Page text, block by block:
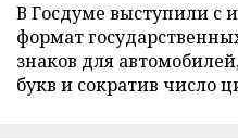
В Госдуме выступили с
формат
знаков для
букв и сократив число